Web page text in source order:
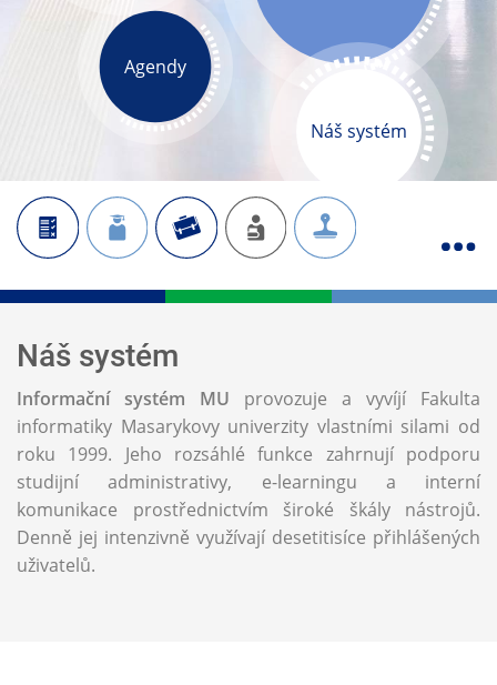
Agendy
Náš systém
Náš systém
Informační systém MU provozuje a vyvíjí Fakulta
informatiky Masarykovy univerzity vlastními silami od
roku 1999. Jeho rozsáhlé funkce zahrnují podporu
studijní administrativy, e-learningu a interní
komunikace prostřednictvím široké škály nástrojů.
Denně jej intenzivně využívají desetitisíce přihlášených
uživatelů.